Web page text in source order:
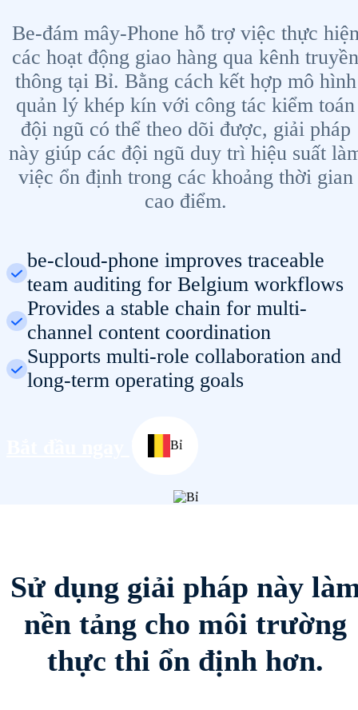
Be-đám mây-Phone hỗ trợ việc thực
các hoạt động giao hàng qua kênh truyền
thông tại Bỉ. Bằng cách kết hợp mô hình
quản lý khép kín với công tác kiểm toán
đội ngũ có thể theo dõi được, giải pháp
này giúp các đội ngũ duy trì hiệu suất
việc ổn định trong các khoảng thời gian
cao điểm.
be-cloud-phone improves traceable
team auditing for Belgium workflows
Provides a stable chain for multi-
channel content coordination
Supports multi-role collaboration and
long-term operating goals
Bỉ
Sử dụng giải pháp này
nền tảng cho môi trường
thực thi ổn định hơn.